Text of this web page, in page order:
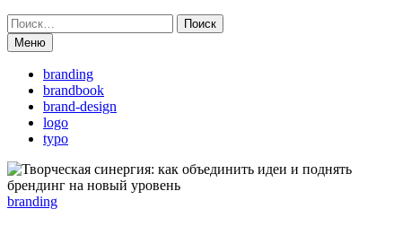
Найти:
Меню
branding
brandbook
brand-design
logo
typo
branding